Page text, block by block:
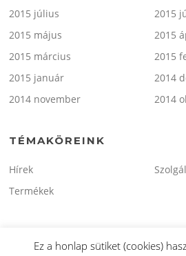
2015 július
2015
2015 május
2015
2015 március
2015
2015 január
2014
2014 november
2014
TÉMAKÖREINK
Hírek
Termékek
Ez a honlap sütiket (cookies)